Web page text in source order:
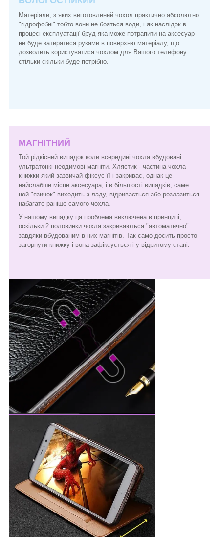
Матеріали, з яких виготовлений чохол практично абсолютно
"гідрофобні" тобто вони не бояться води, і як наслідок в
процесі експлуатації бруд яка може потрапити на аксесуар
не буде затиратися руками в поверхню матеріалу, що
дозволить користуватися чохлом для Вашого телефону
стільки скільки буде потрібно.
МАГНІТНИЙ
Той рідкісний випадок коли всередині чохла вбудовані
ультратонкі неодимові магніти. Хлястик - частина чохла
книжки який зазвичай фіксує її і закриває, однак це
найслабше місце аксесуара, і в більшості випадків, саме
цей "язичок" виходить з ладу, відривається або розлазиться
набагато раніше самого чохла.
У нашому випадку ця проблема виключена в принципі,
оскільки 2 половинки чохла закриваються "автоматично"
завдяки вбудованим в них магнітів. Так само досить просто
загорнути книжку і вона зафіксується і у відритому стані.